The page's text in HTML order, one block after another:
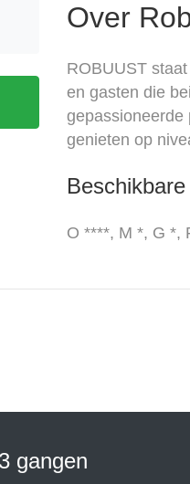
Over
ROBUUST
en gasten die
gepassioneerde
genieten op
O ****, M *, G *,
gangen